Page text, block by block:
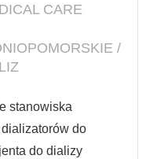
CARE
/
stanowiska
do
do dializy